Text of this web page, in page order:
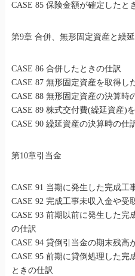
CASE 85 保険金額が確定したと
第9章 合併、無形固定資産と繰
CASE 86 合併したときの仕訳
CASE 87 無形固定資産を取得し
CASE 88 無形固定資産の決算時
CASE 89 株式交付費(繰延資産)
CASE 90 繰延資産の決算時の仕
第10章引当金
CASE 91 当期に発生した完成工
CASE 92 完成工事未収入金や受
CASE 93 前期以前に発生した完
の仕訳
CASE 94 貸倒引当金の期末残高
CASE 95 前期に貸倒処理した完
ときの仕訳